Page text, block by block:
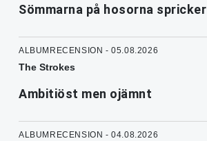
Sömmarna på hosorna spricker
ALBUMRECENSION - 05.08.2026
The Strokes
Ambitiöst men ojämnt
ALBUMRECENSION - 04.08.2026